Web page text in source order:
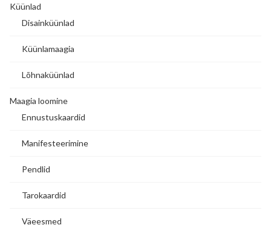
Küünlad
Disainküünlad
Küünlamaagia
Lõhnaküünlad
Maagia loomine
Ennustuskaardid
Manifesteerimine
Pendlid
Tarokaardid
Väeesmed